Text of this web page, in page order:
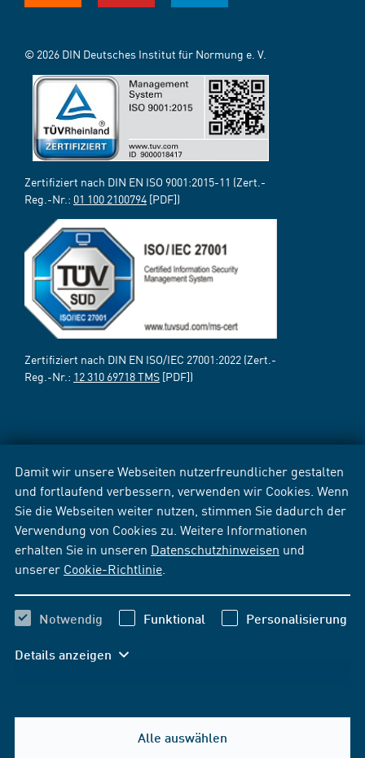
Damit wir unsere Webseiten nutzerfreundlicher gestalten
und fortlaufend verbessern, verwenden wir Cookies. Wenn
Sie die Webseiten weiter nutzen, stimmen Sie dadurch der
Verwendung von Cookies zu. Weitere Informationen
erhalten Sie in unseren Datenschutzhinweisen und
unserer Cookie-Richtlinie
Notwendig Funktional Personalisierung
Details anzeigen
Alle auswählen
© 2026 DIN Deutsches Institut für Normung e. V.
Zertifiziert nach DIN EN ISO 9001:2015-11 (Zert.-
Reg.-Nr.: 01 100 2100794 [PDF])
Zertifiziert nach DIN EN ISO/IEC 27001:2022 (Zert.-
Reg.-Nr.: 12 310 69718 TMS [PDF])